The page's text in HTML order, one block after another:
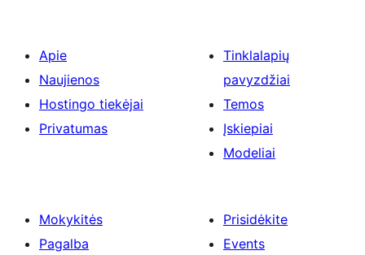
Apie
Naujienos
Hostingo tiekėjai
Privatumas
Tinklalapių
pavyzdžiai
Temos
Įskiepiai
Modeliai
Mokykitės
Pagalba
Prisidėkite
Events